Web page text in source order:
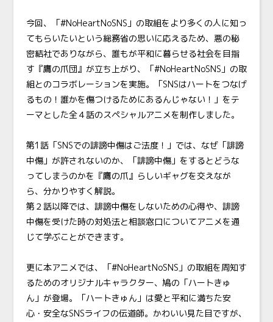
今回、「#NoHeartNoSNS」の取組をより多くの人に知っ
てもらいたいという総務省の思いに応えるため、悪の秘
密結社でありながら、誰もが平和に暮らせる社会を目指
す『鷹の爪団』が立ち上がり、「#NoHeartNoSNS」の取
組とのコラボレーションを実施。「SNSはハートをつなげ
るもの！誰かを傷つけるためにあるんじゃない！」をテ
ーマとした全４話のスペシャルアニメを制作しました。
第1話「SNSでの誹謗中傷はご法度！」では、なぜ「誹謗
中傷」が許されないのか、「誹謗中傷」をするとどうな
ってしまうのかを『鷹の爪』らしいギャグを交えなが
ら、分かりやすく解説。
第２話以降では、誹謗中傷をしないための心得や、誹謗
中傷を受けた時の対処法と相談窓口についてアニメを通
じて学ぶことができます。
更に本アニメでは、「#NoHeartNoSNS」の取組を周知す
るためのオリジナルキャラクター、鳩の「ハートきゅ
ん」が登場。「ハートきゅん」は愛と平和に満ちた安
心・安全なSNSライフの伝道師。かわいい見た目ですが、